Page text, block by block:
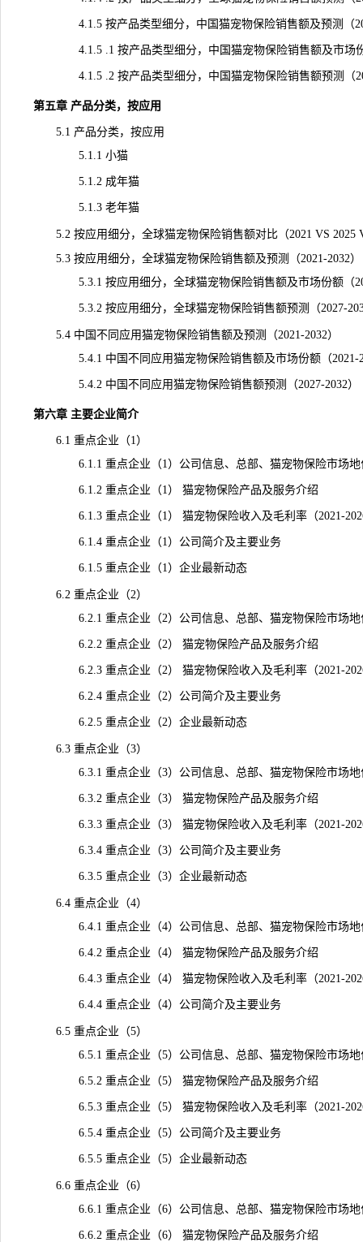
4.1.5 按产品类型细分，中国猫宠物保险销售额及预测（
4.1.5 .1 按产品类型细分，中国猫宠物保险销售额及市场份
4.1.5 .2 按产品类型细分，中国猫宠物保险销售额预测（
第五章 产品分类，按应用
5.1 产品分类，按应用
5.1.1 小猫
5.1.2 成年猫
5.1.3 老年猫
5.2 按应用细分，全球猫宠物保险销售额对比（2021 VS 2025
5.3 按应用细分，全球猫宠物保险销售额及预测（2021-2032）
5.3.1 按应用细分，全球猫宠物保险销售额及市场份额（
5.3.2 按应用细分，全球猫宠物保险销售额预测（2027-
5.4 中国不同应用猫宠物保险销售额及预测（2021-2032）
5.4.1 中国不同应用猫宠物保险销售额及市场份额（2021-
5.4.2 中国不同应用猫宠物保险销售额预测（2027-2032）
第六章 主要企业简介
6.1 重点企业（1）
6.1.1 重点企业（1）公司信息、总部、猫宠物保险市场地
6.1.2 重点企业（1） 猫宠物保险产品及服务介绍
6.1.3 重点企业（1） 猫宠物保险收入及毛利率（2021-
6.1.4 重点企业（1）公司简介及主要业务
6.1.5 重点企业（1）企业最新动态
6.2 重点企业（2）
6.2.1 重点企业（2）公司信息、总部、猫宠物保险市场地
6.2.2 重点企业（2） 猫宠物保险产品及服务介绍
6.2.3 重点企业（2） 猫宠物保险收入及毛利率（2021-
6.2.4 重点企业（2）公司简介及主要业务
6.2.5 重点企业（2）企业最新动态
6.3 重点企业（3）
6.3.1 重点企业（3）公司信息、总部、猫宠物保险市场地
6.3.2 重点企业（3） 猫宠物保险产品及服务介绍
6.3.3 重点企业（3） 猫宠物保险收入及毛利率（2021-
6.3.4 重点企业（3）公司简介及主要业务
6.3.5 重点企业（3）企业最新动态
6.4 重点企业（4）
6.4.1 重点企业（4）公司信息、总部、猫宠物保险市场地
6.4.2 重点企业（4） 猫宠物保险产品及服务介绍
6.4.3 重点企业（4） 猫宠物保险收入及毛利率（2021-
6.4.4 重点企业（4）公司简介及主要业务
6.5 重点企业（5）
6.5.1 重点企业（5）公司信息、总部、猫宠物保险市场地
6.5.2 重点企业（5） 猫宠物保险产品及服务介绍
6.5.3 重点企业（5） 猫宠物保险收入及毛利率（2021-
6.5.4 重点企业（5）公司简介及主要业务
6.5.5 重点企业（5）企业最新动态
6.6 重点企业（6）
6.6.1 重点企业（6）公司信息、总部、猫宠物保险市场地
6.6.2 重点企业（6） 猫宠物保险产品及服务介绍